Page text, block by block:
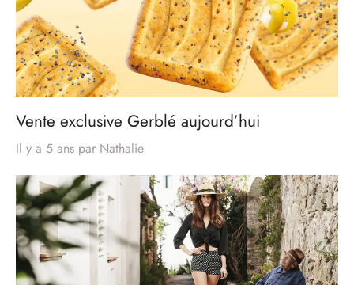
Vente exclusive Gerblé aujourd’hui
Il y a 5 ans par Nathalie